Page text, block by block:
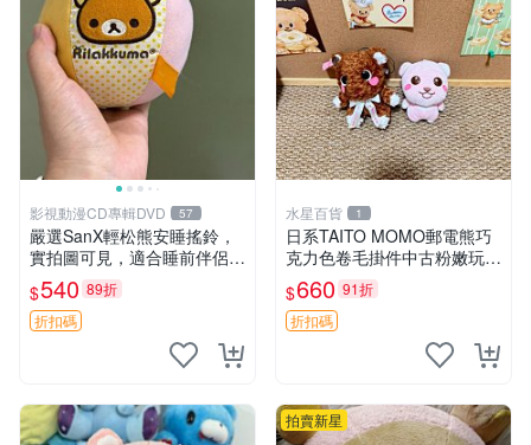
影視動漫CD專輯DVD 57
嚴選SanX輕松熊安睡搖鈴，
實拍圖可見，適合睡前伴侶，
Picks安撫好物 0325 懸吊 電
腦
$540 89折
折扣碼
水星百貨 1
日系TAITO MOMO郵電熊巧
克力色卷毛掛件中古粉嫩玩偶
微瑕推薦 postpet momo 郵
電熊 中古玩偶
$660 91折
折扣碼
拍賣新星